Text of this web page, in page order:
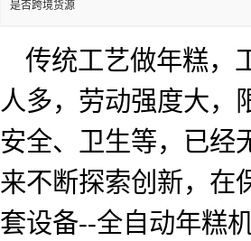
是否跨境货源
传统工艺做年糕，
人多，劳动强度大，
安全、卫生等，已经
来不断探索创新，在
套设备--全自动年糕